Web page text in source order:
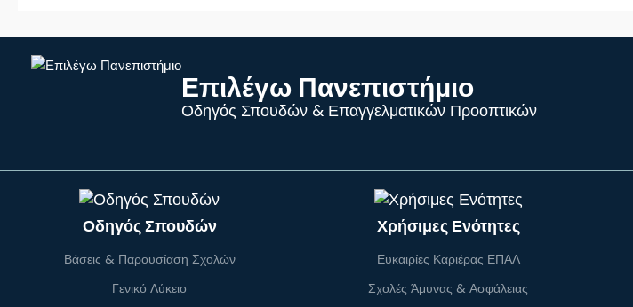
Επιλέγω Πανεπιστήμιο
Οδηγός Σπουδών & Επαγγελματικών Προοπτικών
Οδηγός Σπουδών
Βάσεις & Παρουσίαση Σχολών
Γενικό Λύκειο
Χρήσιμες Ενότητες
Ευκαιρίες Καριέρας ΕΠΑΛ
Σχολές Άμυνας & Ασφάλειας